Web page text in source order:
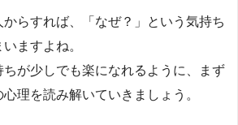
らすれば、「なぜ？」という気持ち
ますよね。
が少しでも楽になれるように、まず
理を読み解いていきましょう。